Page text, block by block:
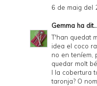
6 de maig del
Gemma ha
T'han quedat
idea el coco
no en teníem,
quedar molt
I la cobertura
taronja? O